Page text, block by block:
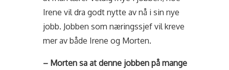
Irene vil dra godt nytte av nå i sin nye
jobb. Jobben som næringssjef vil kreve
mer av både Irene og Morten.
– Morten sa at denne jobben på mange